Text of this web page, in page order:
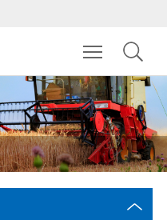
Toggle